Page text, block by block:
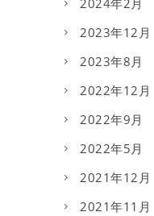
2024年2月
2023年12月
2023年8月
2022年12月
2022年9月
2022年5月
2021年12月
2021年11月